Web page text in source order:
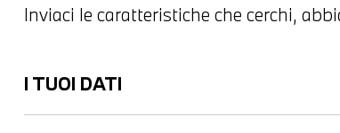
Inviaci le caratteristiche che cerchi,
I TUOI DATI